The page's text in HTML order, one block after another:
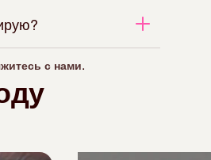
с нами.